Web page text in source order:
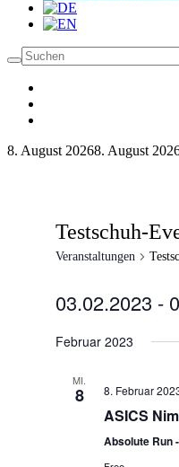
8. August 20268. August
Testschuh-
Veranstaltungen
03.02.2023 -
wählen.
Februar 2023
MI.
8 8. Februar
ASICS
Absolute Run